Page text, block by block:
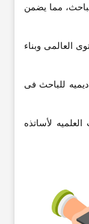
مما یضمن
العالمی وبناء
للباحث فی
لأساتذه